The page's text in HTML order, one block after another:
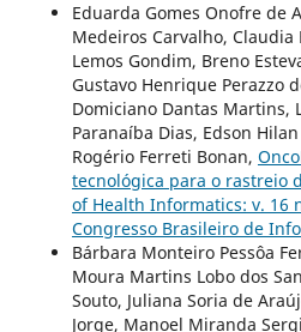
Eduarda Gomes Onofre de
Medeiros Carvalho,
Lemos Gondim, Breno
Gustavo Henrique Perazzo
Domiciano Dantas Martins,
Paranaíba Dias, Edson
Rogério Ferreti Bonan,
tecnológica para o rastreio
of Health Informatics: v. 16
Congresso Brasileiro de
Bárbara Monteiro Pessôa
Moura Martins Lobo dos
Souto, Juliana Soria de
Jorge, Manoel Miranda